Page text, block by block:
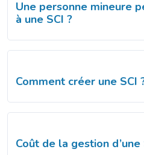
Une personne mineure
à une SCI ?
Comment créer une SCI
Coût de la gestion d’une